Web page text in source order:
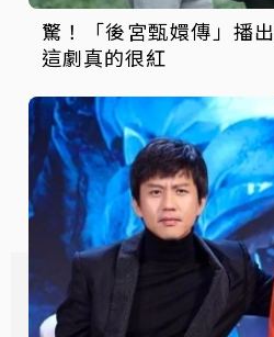
驚！「後宮甄嬛傳」播
這劇真的很紅